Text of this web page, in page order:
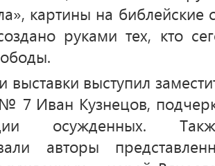
картины на библейские
руками тех, кто
выставки выступил
7 Иван Кузнецов,
осужденных.
авторы